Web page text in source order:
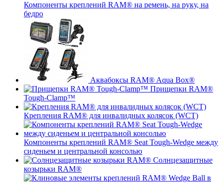
Компоненты креплений RAM® на ремень, на руку, на
бедро
Аквабоксы RAM® Aqua Box®
Прищепки RAM®
Tough-Clamp™
Крепления RAM® для инвалидных колясок (WCT)
Компоненты креплений RAM® Seat Tough-Wedge между
сиденьем и центральной консолью
Солнцезащитные
козырьки RAM®